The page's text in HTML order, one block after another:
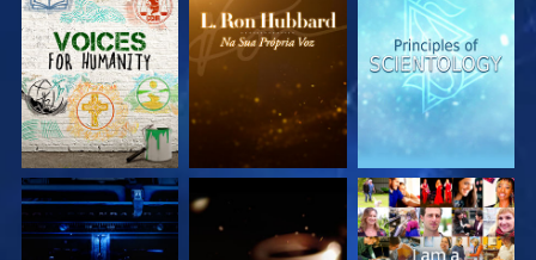
EXPLORE A SÉRIE EXPLORE A SÉRIE EXPLORE A SÉRIE
EXPLORE A SÉRIE EXPLORE A SÉRIE VEJA